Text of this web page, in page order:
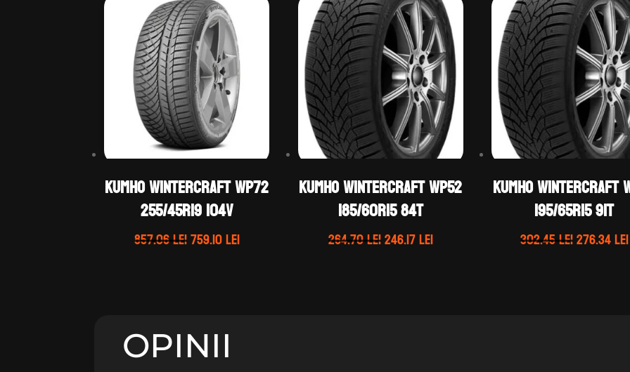
Kumho WINTERCRAFT WP72
255/45R19 104V
857.06leiPrețul
759.10leiPrețul
Kumho WINTERCRAFT WP52
185/60R15 84T
264.70leiPrețul
246.17leiPrețul
Kumho WINTERCRAFT
195/65R15 91T
302.45leiPrețul
276.34lei
OPINII